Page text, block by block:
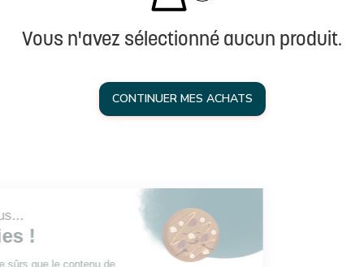
Vous n'avez sélectionné aucun produit.
CONTINUER MES ACHATS